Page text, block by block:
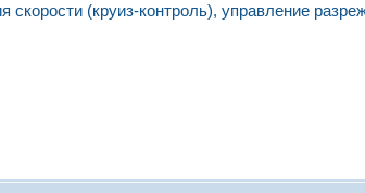
(круиз-контроль), управление